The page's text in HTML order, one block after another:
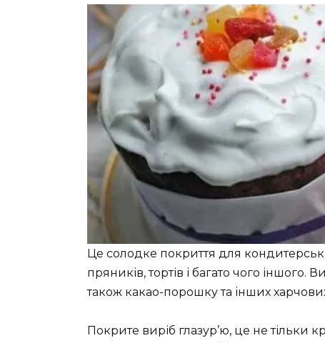
Це солодке покриття для
пряників, тортів і багато чого іншого.
також какао-порошку та інших
Покрите виріб глазур’ю, це не тільки